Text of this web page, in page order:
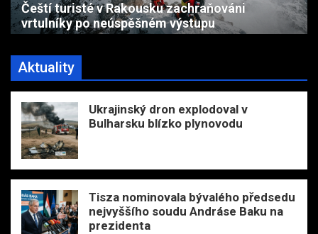
Čeští turisté v Rakousku zachraňováni
vrtulníky po neúspěšném výstupu
Aktuality
Ukrajinský dron explodoval v
Bulharsku blízko plynovodu
Tisza nominovala bývalého předsedu
nejvyššího soudu Andráse Baku na
prezidenta